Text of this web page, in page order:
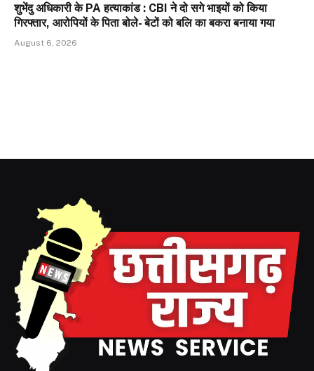
शुभेंदु अधिकारी के PA हत्याकांड : CBI ने दो सगे भाइयों को किया
गिरफ्तार, आरोपियों के पिता बोले- बेटों को बलि का बकरा बनाया गया
August 6, 2026